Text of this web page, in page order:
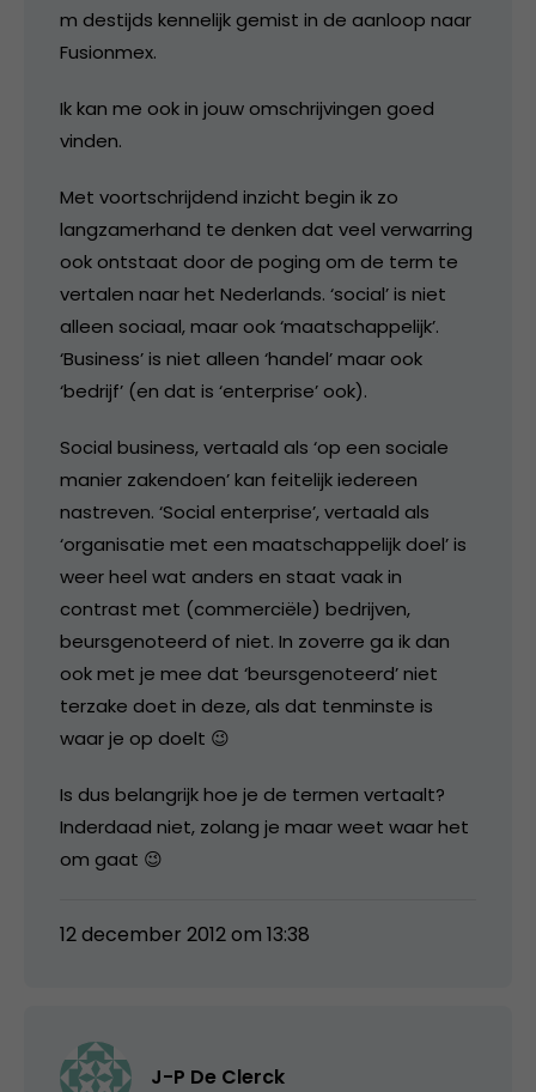
m destijds kennelijk gemist in de aanloop naar
Fusionmex.
Ik kan me ook in jouw omschrijvingen goed
vinden.
Met voortschrijdend inzicht begin ik zo
langzamerhand te denken dat veel verwarring
ook ontstaat door de poging om de term te
vertalen naar het Nederlands. ‘social’ is niet
alleen sociaal, maar ook ‘maatschappelijk’.
‘Business’ is niet alleen ‘handel’ maar ook
‘bedrijf’ (en dat is ‘enterprise’ ook).
Social business, vertaald als ‘op een sociale
manier zakendoen’ kan feitelijk iedereen
nastreven. ‘Social enterprise’, vertaald als
‘organisatie met een maatschappelijk doel’ is
weer heel wat anders en staat vaak in
contrast met (commerciële) bedrijven,
beursgenoteerd of niet. In zoverre ga ik dan
ook met je mee dat ‘beursgenoteerd’ niet
terzake doet in deze, als dat tenminste is
waar je op doelt 😉
Is dus belangrijk hoe je de termen vertaalt?
Inderdaad niet, zolang je maar weet waar het
om gaat 😉
12 december 2012 om 13:38
J-P De Clerck